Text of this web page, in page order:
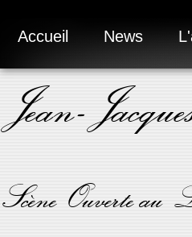
Accueil News
Jean-
Scène Ouverte au